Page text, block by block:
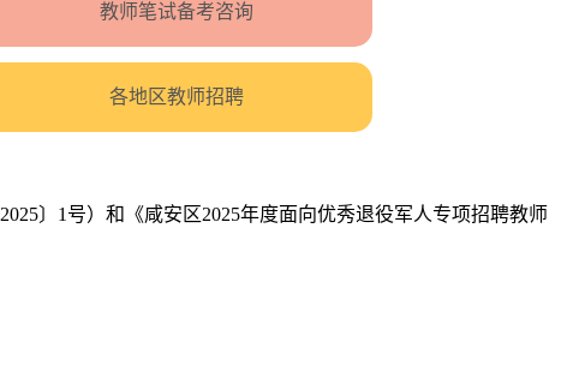
教师笔试备考咨询
各地区教师招聘
〕1号）和《咸安区2025年度面向优秀退役军人专项招聘教师